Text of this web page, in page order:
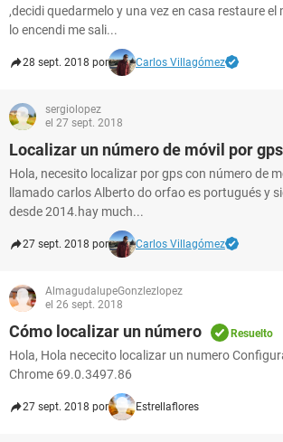
,decidi quedarmelo y una vez en casa restaure el
lo encendi me sali...
28 sept. 2018 por Carlos Villagómez
sergiolopez
el 27 sept. 2018
Localizar un número de móvil por gps
Hola, necesito localizar por gps con número de
llamado carlos Alberto do orfao es portugués y
desde 2014.hay much...
27 sept. 2018 por Carlos Villagómez
AlmagudalupeGonzlezlopez
el 26 sept. 2018
Cómo localizar un número Resuelto
Hola, Hola nececito localizar un numero
Chrome 69.0.3497.86
27 sept. 2018 por Estrellaflores